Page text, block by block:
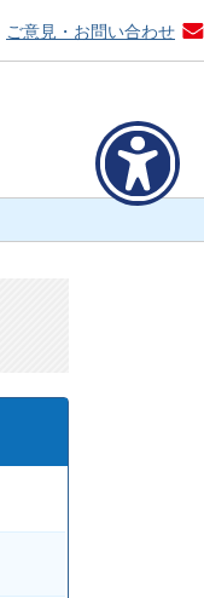
ご意見・お問い合わせ